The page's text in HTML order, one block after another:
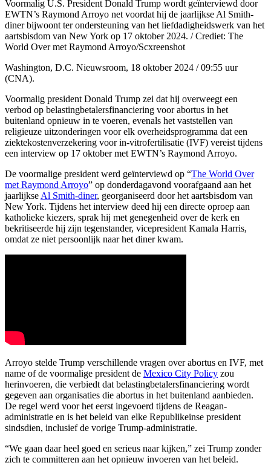
Voormalig U.S. President Donald Trump wordt geïnterviewd door
EWTN’s Raymond Arroyo net voordat hij de jaarlijkse Al Smith-
diner bijwoont ter ondersteuning van het liefdadigheidswerk van het
aartsbisdom van New York op 17 oktober 2024. / Crediet: The
World Over met Raymond Arroyo/Scxreenshot
Washington, D.C. Nieuwsroom, 18 oktober 2024 / 09:55 uur
(CNA).
Voormalig president Donald Trump zei dat hij overweegt een
verbod op belastingbetalersfinanciering voor abortus in het
buitenland opnieuw in te voeren, evenals het vaststellen van
religieuze uitzonderingen voor elk overheidsprogramma dat een
ziektekostenverzekering voor in-vitrofertilisatie (IVF) vereist tijdens
een interview op 17 oktober met EWTN’s Raymond Arroyo.
De voormalige president werd geïnterviewd op “The World Over
met Raymond Arroyo” op donderdagavond voorafgaand aan het
jaarlijkseAl Smith-diner, georganiseerd door het aartsbisdom van
New York. Tijdens het interview deed hij een directe oproep aan
katholieke kiezers, sprak hij met genegenheid over de kerk en
bekritiseerde hij zijn tegenstander, vicepresident Kamala Harris,
omdat ze niet persoonlijk naar het diner kwam.
Arroyo stelde Trump verschillende vragen over abortus en IVF, met
name of de voormalige president de Mexico City Policy zou
herinvoeren, die verbiedt dat belastingbetalersfinanciering wordt
gegeven aan organisaties die abortus in het buitenland aanbieden.
De regel werd voor het eerst ingevoerd tijdens de Reagan-
administratie en is het beleid van elke Republikeinse president
sindsdien, inclusief de vorige Trump-administratie.
“We gaan daar heel goed en serieus naar kijken,” zei Trump zonder
zich te committeren aan het opnieuw invoeren van het beleid.